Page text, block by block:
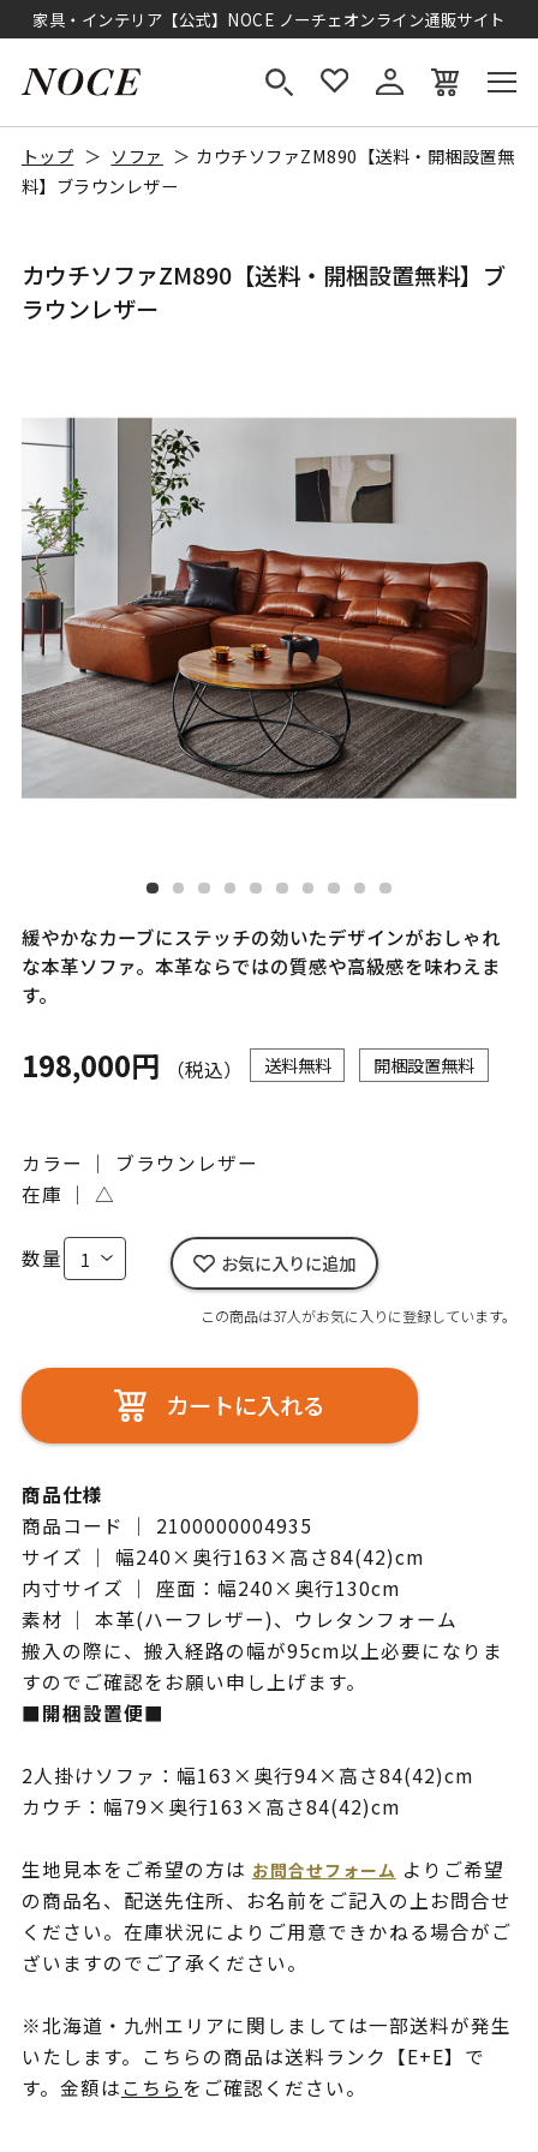
家具・インテリア【公式】NOCE ノーチェオンライン通販サイト
トップ ソファ
カウチソファZM890【送料・開梱設置無
料】ブラウンレザー
カウチソファZM890【送料・開梱設置無料】ブ
ラウンレザー
緩やかなカーブにステッチの効いたデザインがおしゃれ
な本革ソファ。本革ならではの質感や高級感を味わえま
す。
198,000円 （税込） 送料無料 開梱設置無料
カラー ｜ ブラウンレザー
在庫 ｜ △
数量 お気に入りに追加
この商品は37人がお気に入りに登録しています。
カートに入れる
商品仕様
商品コード ｜ 2100000004935
サイズ ｜ 幅240×奥行163×高さ84(42)cm
内寸サイズ ｜ 座面：幅240×奥行130cm
素材 ｜ 本革(ハーフレザー)、ウレタンフォーム
搬入の際に、搬入経路の幅が95cm以上必要になりま
すのでご確認をお願い申し上げます。
■開梱設置便■
2人掛けソファ：幅163×奥行94×高さ84(42)cm
カウチ：幅79×奥行163×高さ84(42)cm
生地見本をご希望の方は お問合せフォーム よりご希望
の商品名、配送先住所、お名前をご記入の上お問合せ
ください。在庫状況によりご用意できかねる場合がご
ざいますのでご了承ください。
※北海道・九州エリアに関しましては一部送料が発生
いたします。こちらの商品は送料ランク【E+E】で
す。金額はこちらをご確認ください。